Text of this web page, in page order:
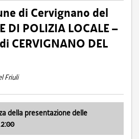
di Cervignano del
DI POLIZIA LOCALE –
CERVIGNANO DEL
Friuli
della presentazione delle